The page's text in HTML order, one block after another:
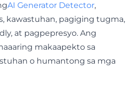
AI Generator Detector,
kawastuhan, pagiging tugma,
at pagpepresyo. Ang
makaapekto sa
o humantong sa mga